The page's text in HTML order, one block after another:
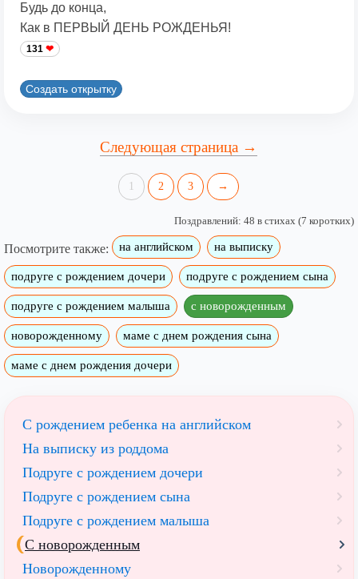
Будь до конца,
Как в ПЕРВЫЙ ДЕНЬ РОЖДЕНЬЯ!
131
Создать открытку
Следующая страница →
1 2 3 →
Поздравлений: 48 в стихах (7 коротких)
Посмотрите также: на английском на выписку
подруге с рождением дочери подруге с рождением сына
подруге с рождением малыша с новорожденным
новорожденному маме с днем рождения сына
маме с днем рождения дочери
С рождением ребенка на английском
На выписку из роддома
Подруге с рождением дочери
Подруге с рождением сына
Подруге с рождением малыша
С новорожденным
Новорожденному